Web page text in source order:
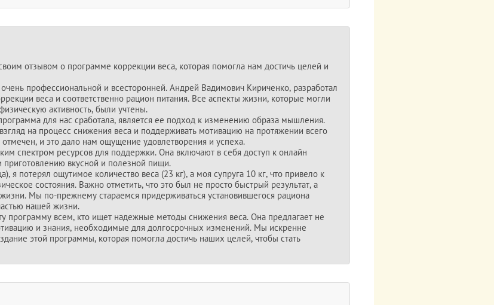
отзывом о программе коррекции веса, которая помогла нам достичь целей и
профессиональной и всесторонней. Андрей Вадимович Кириченко, разработал
веса и соответственно рацион питания. Все аспекты жизни, которые могли
активность, были учтены.
для нас сработала, является ее подход к изменению образа мышления.
на процесс снижения веса и поддерживать мотивацию на протяжении всего
и это дало нам ощущение удовлетворения и успеха.
спектром ресурсов для поддержки. Она включают в себя доступ к онлайн
вкусной и полезной пищи.
я потерял ощутимое количество веса (23 кг), а моя супруга 10 кг, что привело к
состояния. Важно отметить, что это был не просто быстрый результат, а
Мы по-прежнему стараемся придерживаться установившегося рациона
нашей жизни.
программу всем, кто ищет надежные методы снижения веса. Она предлагает не
и знания, необходимые для долгосрочных изменений. Мы искренне
этой программы, которая помогла достичь наших целей, чтобы стать